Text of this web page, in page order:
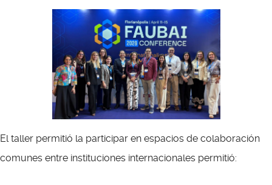
El taller permitió la participar en espacios de colaboración
comunes entre instituciones internacionales permitió: